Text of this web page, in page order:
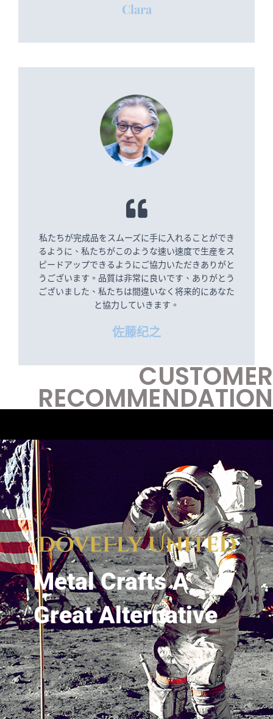
Clara
私たちが完成品をスムーズに手に入れることができ
るように、私たちがこのような速い速度で生産をス
ピードアップできるようにご協力いただきありがと
うございます。品質は非常に良いです、ありがとう
ございました、私たちは間違いなく将来的にあなた
と協力していきます。
佐藤纪之
CUSTOMER
RECOMMENDATION
Metal Crafts A
Great Alternative